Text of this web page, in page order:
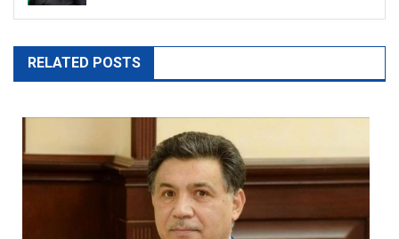
RELATED POSTS